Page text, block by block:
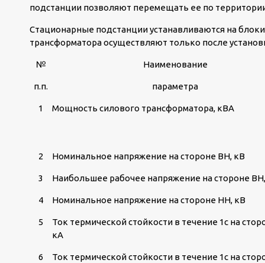
подстанции позволяют перемещать ее по
Стационарные подстанции устанавливаются на
трансформатора осуществляют только после
№
п.п.
Наименование
параметра
1 Мощность силового трансформатора, кВА
2 Номинальное напряжение на стороне ВН, кВ
3 Наибольшее рабочее напряжение на стороне
4 Номинальное напряжение на стороне НН, кВ
5
Ток термической стойкости в течение 1с на
кА
6 Ток термической стойкости в течение 1с на